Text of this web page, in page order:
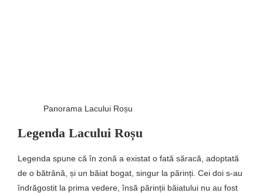
Panorama Lacului Roșu
Legenda Lacului Roșu
Legenda spune că în zonă a existat o fată săracă, adoptată
de o bătrână, și un băiat bogat, singur la părinți. Cei doi s-au
îndrăgostit la prima vedere, însă părinții băiatului nu au fost